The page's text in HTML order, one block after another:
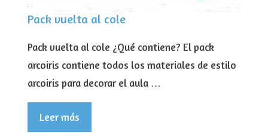
Pack vuelta al cole
Pack vuelta al cole ¿Qué contiene? El pack
arcoiris contiene todos los materiales de estilo
arcoiris para decorar el aula …
Leer más